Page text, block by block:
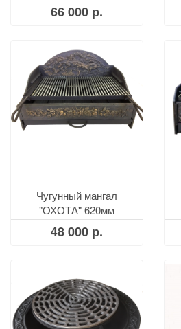
66 000 р.
Чугунный мангал
"ОХОТА" 620мм
48 000 р.